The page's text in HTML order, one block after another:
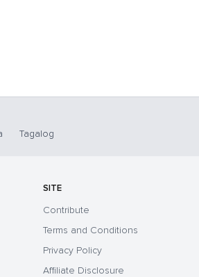
Tagalog
SITE
Contribute
Terms and Conditions
Privacy Policy
Affiliate Disclosure